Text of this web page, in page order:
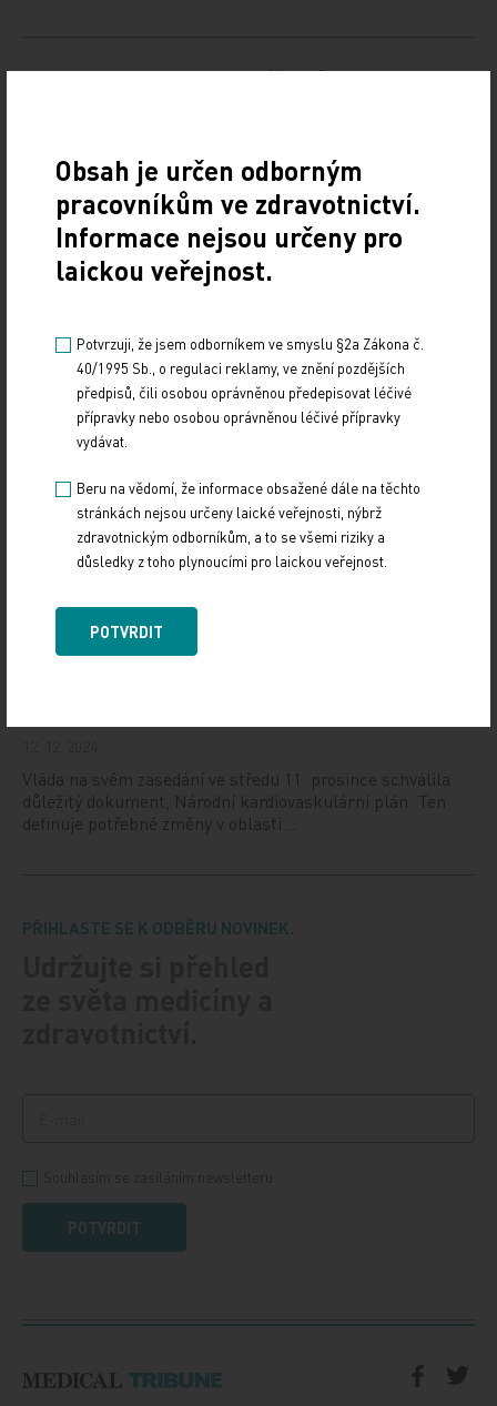
Doporučené
(CONy)
10. 3. 2025
19. světový kongres Controversies in Neurology (CONy)
se bude konat v termínu 20.–22. března 2025 v Praze.
17. 12. 2024
Dnešní Poradna přináší přehled o tom, jak funguje
ePoukaz, kde ho lze uplatnit a jaké možnosti má lékař
při jeho předání pacientovi. Představí mimo…
NUDZ nabízí kurs pro rodiče dětí s úzkostí
13. 12. 2024
pro rodiče dětí s úzkostmi. Účast nabízí zdarma ve 14
městech České republiky v rámci testovací…
Vláda na svém zasedání ve středu 11. prosince schválila
důležitý dokument, Národní kardiovaskulární plán. Ten
definuje potřebné změny v oblasti…
PŘIHLASTE SE K ODBĚRU NOVINEK.
POTVRDIT
Obsah je určen odborným
pracovníkům ve zdravotnictví.
Informace nejsou určeny pro
laickou veřejnost.
Potvrzuji, že jsem odborníkem ve smyslu §2a Zákona č.
40/1995 Sb., o regulaci reklamy, ve znění pozdějších
předpisů, čili osobou oprávněnou předepisovat léčivé
přípravky nebo osobou oprávněnou léčivé přípravky
vydávat.
Beru na vědomí, že informace obsažené dále na těchto
stránkách nejsou určeny laické veřejnosti, nýbrž
zdravotnickým odborníkům, a to se všemi riziky a
důsledky z toho plynoucími pro laickou veřejnost.
POTVRDIT